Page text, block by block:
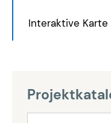
Interaktive Karte